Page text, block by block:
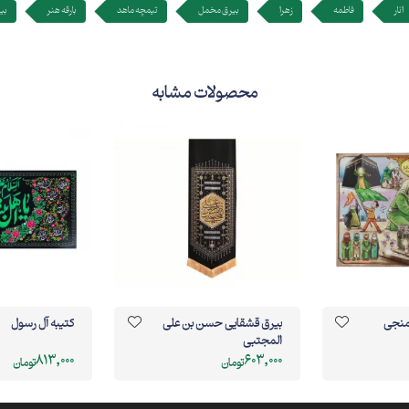
انار فاطمه زهرا بیرق مخمل تیمچه ماهد بارقه هنر
محصولات مشابه
منجی
بیرق قشقایی حسن بن علی
المجتبی
603,000تومان
کتیبه آل رسول
813,000تومان